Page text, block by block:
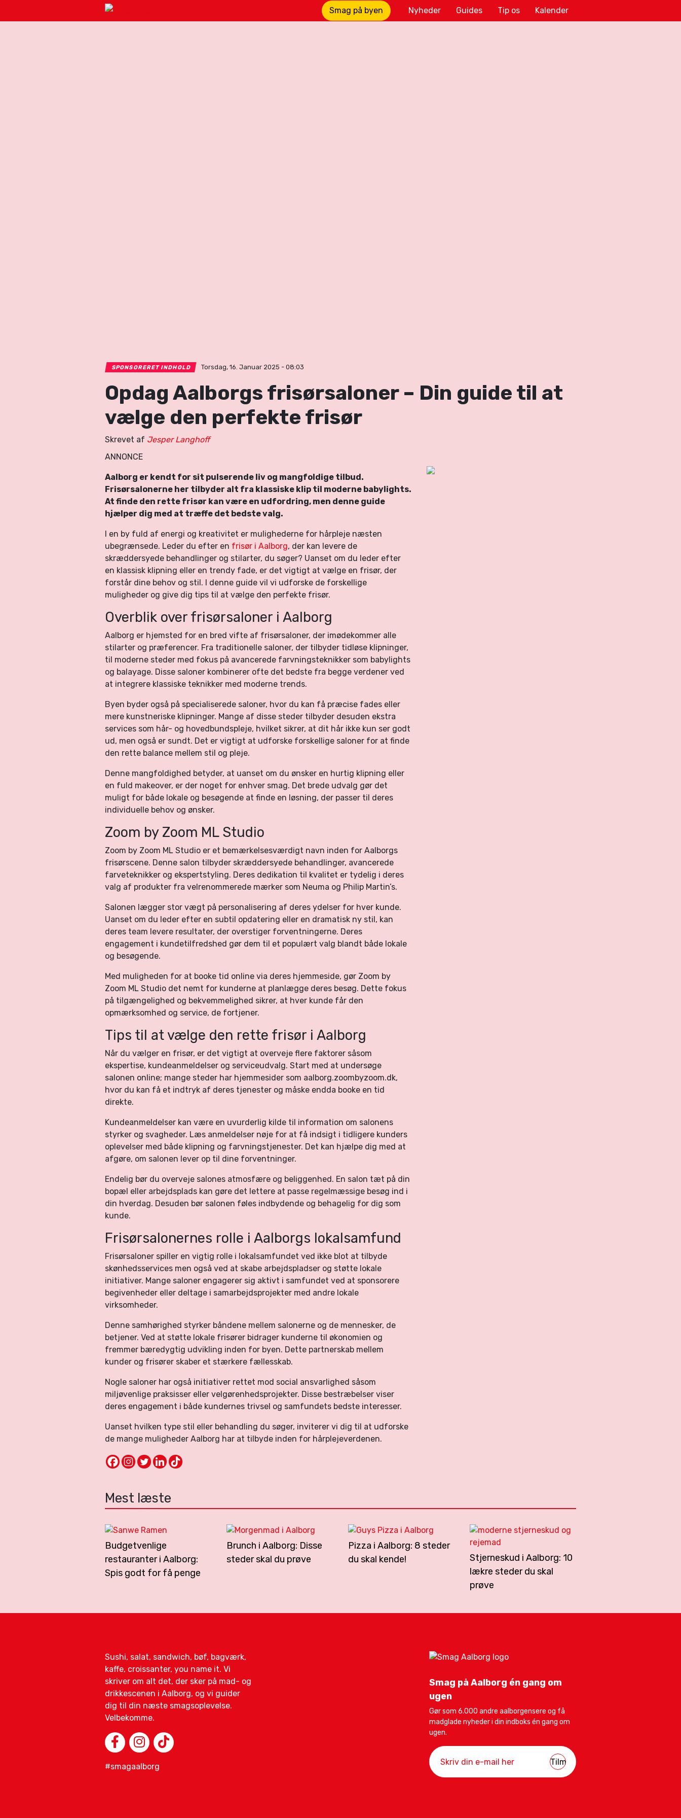
Smag på byen Nyheder Guides Tip os Kalender
SPONSORERET INDHOLD Torsdag, 16. Januar 2025 - 08:03
Opdag Aalborgs frisørsaloner – Din guide til at
vælge den perfekte frisør
Skrevet af Jesper Langhoff
ANNONCE
Aalborg er kendt for sit pulserende liv og mangfoldige tilbud.
Frisørsalonerne her tilbyder alt fra klassiske klip til moderne babylights.
At finde den rette frisør kan være en udfordring, men denne guide
hjælper dig med at træffe det bedste valg.
I en by fuld af energi og kreativitet er mulighederne for hårpleje næsten
ubegrænsede. Leder du efter en frisør i Aalborg, der kan levere de
skræddersyede behandlinger og stilarter, du søger? Uanset om du leder efter
en klassisk klipning eller en trendy fade, er det vigtigt at vælge en frisør, der
forstår dine behov og stil. I denne guide vil vi udforske de forskellige
muligheder og give dig tips til at vælge den perfekte frisør.
Overblik over frisørsaloner i Aalborg
Aalborg er hjemsted for en bred vifte af frisørsaloner, der imødekommer alle
stilarter og præferencer. Fra traditionelle saloner, der tilbyder tidløse klipninger,
til moderne steder med fokus på avancerede farvningsteknikker som babylights
og balayage. Disse saloner kombinerer ofte det bedste fra begge verdener ved
at integrere klassiske teknikker med moderne trends.
Byen byder også på specialiserede saloner, hvor du kan få præcise fades eller
mere kunstneriske klipninger. Mange af disse steder tilbyder desuden ekstra
services som hår- og hovedbundspleje, hvilket sikrer, at dit hår ikke kun ser godt
ud, men også er sundt. Det er vigtigt at udforske forskellige saloner for at finde
den rette balance mellem stil og pleje.
Denne mangfoldighed betyder, at uanset om du ønsker en hurtig klipning eller
en fuld makeover, er der noget for enhver smag. Det brede udvalg gør det
muligt for både lokale og besøgende at finde en løsning, der passer til deres
individuelle behov og ønsker.
Zoom by Zoom ML Studio
Zoom by Zoom ML Studio er et bemærkelsesværdigt navn inden for Aalborgs
frisørscene. Denne salon tilbyder skræddersyede behandlinger, avancerede
farveteknikker og ekspertstyling. Deres dedikation til kvalitet er tydelig i deres
valg af produkter fra velrenommerede mærker som Neuma og Philip Martin’s.
Salonen lægger stor vægt på personalisering af deres ydelser for hver kunde.
Uanset om du leder efter en subtil opdatering eller en dramatisk ny stil, kan
deres team levere resultater, der overstiger forventningerne. Deres
engagement i kundetilfredshed gør dem til et populært valg blandt både lokale
og besøgende.
Med muligheden for at booke tid online via deres hjemmeside, gør Zoom by
Zoom ML Studio det nemt for kunderne at planlægge deres besøg. Dette fokus
på tilgængelighed og bekvemmelighed sikrer, at hver kunde får den
opmærksomhed og service, de fortjener.
Tips til at vælge den rette frisør i Aalborg
Når du vælger en frisør, er det vigtigt at overveje flere faktorer såsom
ekspertise, kundeanmeldelser og serviceudvalg. Start med at undersøge
salonen online; mange steder har hjemmesider som aalborg.zoombyzoom.dk,
hvor du kan få et indtryk af deres tjenester og måske endda booke en tid
direkte.
Kundeanmeldelser kan være en uvurderlig kilde til information om salonens
styrker og svagheder. Læs anmeldelser nøje for at få indsigt i tidligere kunders
oplevelser med både klipning og farvningstjenester. Det kan hjælpe dig med at
afgøre, om salonen lever op til dine forventninger.
Endelig bør du overveje salones atmosfære og beliggenhed. En salon tæt på din
bopæl eller arbejdsplads kan gøre det lettere at passe regelmæssige besøg ind i
din hverdag. Desuden bør salonen føles indbydende og behagelig for dig som
kunde.
Frisørsalonernes rolle i Aalborgs lokalsamfund
Frisørsaloner spiller en vigtig rolle i lokalsamfundet ved ikke blot at tilbyde
skønhedsservices men også ved at skabe arbejdspladser og støtte lokale
initiativer. Mange saloner engagerer sig aktivt i samfundet ved at sponsorere
begivenheder eller deltage i samarbejdsprojekter med andre lokale
virksomheder.
Denne samhørighed styrker båndene mellem salonerne og de mennesker, de
betjener. Ved at støtte lokale frisører bidrager kunderne til økonomien og
fremmer bæredygtig udvikling inden for byen. Dette partnerskab mellem
kunder og frisører skaber et stærkere fællesskab.
Nogle saloner har også initiativer rettet mod social ansvarlighed såsom
miljøvenlige praksisser eller velgørenhedsprojekter. Disse bestræbelser viser
deres engagement i både kundernes trivsel og samfundets bedste interesser.
Uanset hvilken type stil eller behandling du søger, inviterer vi dig til at udforske
de mange muligheder Aalborg har at tilbyde inden for hårplejeverdenen.
Mest læste
Budgetvenlige
restauranter i Aalborg:
Spis godt for få penge
Brunch i Aalborg: Disse
steder skal du prøve
Pizza i Aalborg: 8 steder
du skal kende!
Stjerneskud i Aalborg: 10
lækre steder du skal
prøve
Sushi, salat, sandwich, bøf, bagværk,
kaffe, croissanter, you name it. Vi
skriver om alt det, der sker på mad- og
drikkescenen i Aalborg, og vi guider
dig til din næste smagsoplevelse.
Velbekomme.
#smagaalborg
Smag på Aalborg én gang om
ugen
Gør som 6.000 andre aalborgensere og få
madglade nyheder i din indboks én gang om
ugen.